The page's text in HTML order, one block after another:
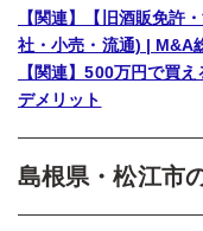
【関連】【旧酒販免許
社・小売・流通) | M&A
【関連】500万円で買
デメリット
島根県・松江市